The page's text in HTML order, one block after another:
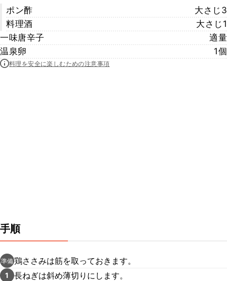
ポン酢
大さじ3
料理酒
大さじ1
一味唐辛子
適量
温泉卵
1個
料理を安全に楽しむための注意事項
手順
準備鶏ささみは筋を取っておきます。
1 長ねぎは斜め薄切りにします。